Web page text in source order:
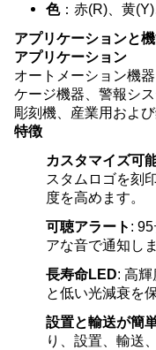
色：赤(R)、黄
アプリケーションと
アプリケーション
オートメーション機
ケージ機器、警報シ
彫刻機、産業用およ
特徴
カスタマイズ可
スタムロゴを刻
度を高めます。
可聴アラート :
アな音で通知しま
長寿命LED: 高
と低い光減衰を
設置と輸送が簡
り、設置、輸送